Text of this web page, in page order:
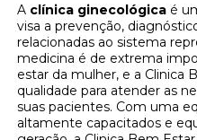
A clínica ginecológica é
visa a prevenção,
relacionadas ao sistema
medicina é de extrema
estar da mulher, e a Clinica
qualidade para atender as
suas pacientes. Com uma
altamente capacitados e